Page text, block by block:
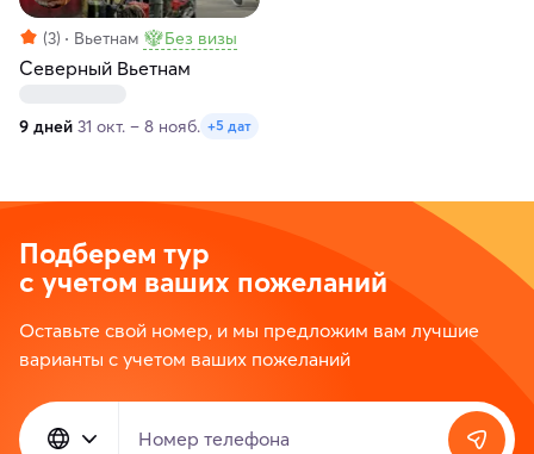
(3) Вьетнам Без визы
Северный Вьетнам
9 дней 31 окт. – 8 нояб. +5 дат
Подберем тур
с учетом ваших пожеланий
Оставьте свой номер, и мы предложим вам лучшие
варианты с учетом ваших пожеланий
Номер телефона